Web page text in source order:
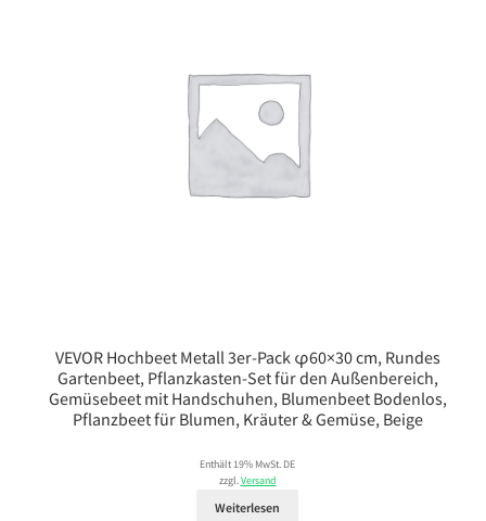
VEVOR Hochbeet Metall 3er-Pack φ60×30 cm, Rundes
Gartenbeet, Pflanzkasten-Set für den Außenbereich,
Gemüsebeet mit Handschuhen, Blumenbeet Bodenlos,
Pflanzbeet für Blumen, Kräuter & Gemüse, Beige
Enthält 19% MwSt. DE
zzgl.Versand
Weiterlesen